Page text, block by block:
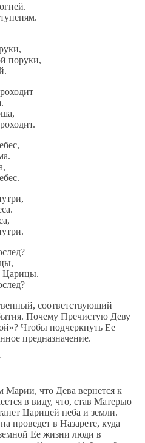
поруки,
Царицы.
соответствующий
Почему Пречистую Деву
Чтобы подчеркнуть Ее
предназначение.
что Дева вернется к
в виду, что, став Матерью
Царицей неба и земли.
проведет в Назарете, куда
Ее жизни люди в